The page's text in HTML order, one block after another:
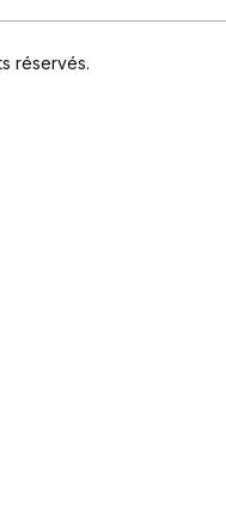
réservés.